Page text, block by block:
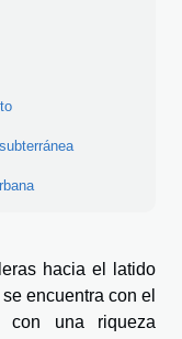
hacia el latido
encuentra con el
con una riqueza